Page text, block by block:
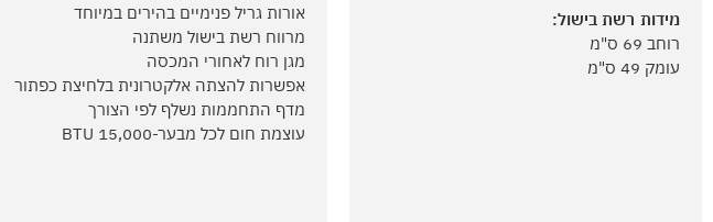
מידות רשת בישול:
רוחב 69 ס"מ
עומק 49 ס"מ
אורות גריל פנימיים בהירים במיוחד
מרווח רשת בישול משתנה
מגן רוח לאחורי המכסה
אפשרות להצתה אלקטרונית בלחיצת כפתור
מדף התחממות נשלף לפי הצורך
עוצמת חום לכל מבער-15,000 BTU